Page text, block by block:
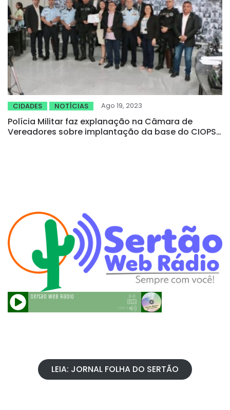
CIDADES NOTÍCIAS Ago 19, 2023
Polícia Militar faz explanação na Câmara de
Vereadores sobre implantação da base do CIOPS
LEIA: JORNAL FOLHA DO SERTÃO